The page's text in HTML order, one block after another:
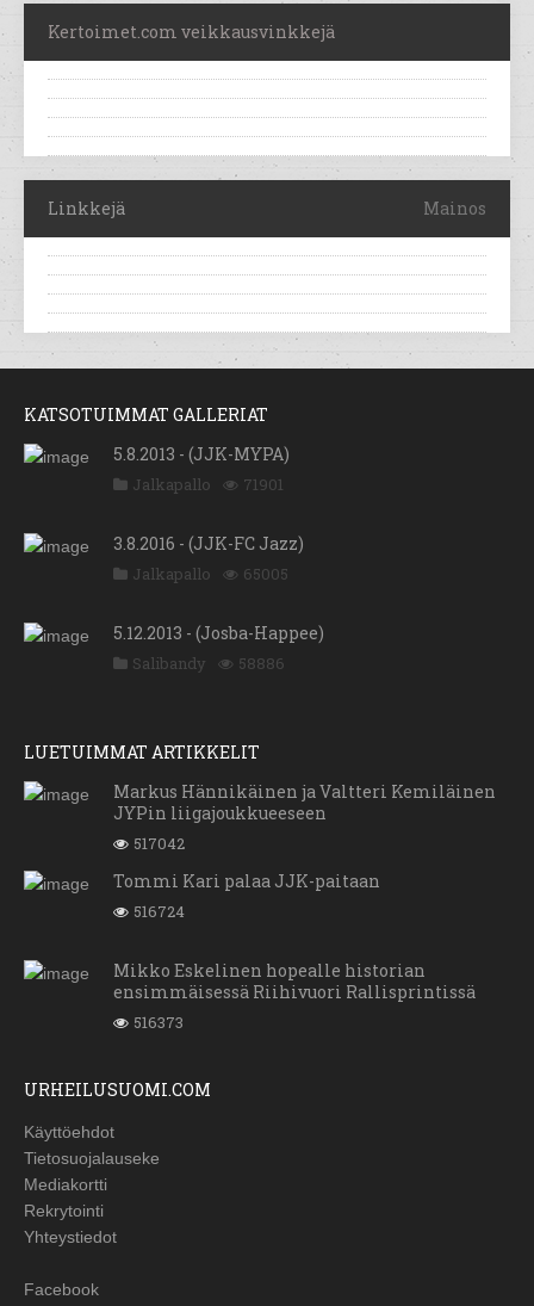
Kertoimet.com veikkausvinkkejä
Linkkejä Mainos
KATSOTUIMMAT GALLERIAT
5.8.2013 - (JJK-MYPA)
Jalkapallo 71901
3.8.2016 - (JJK-FC Jazz)
Jalkapallo 65005
5.12.2013 - (Josba-Happee)
Salibandy 58886
LUETUIMMAT ARTIKKELIT
Markus Hännikäinen ja Valtteri Kemiläinen
JYPin liigajoukkueeseen
517042
Tommi Kari palaa JJK-paitaan
516724
Mikko Eskelinen hopealle historian
ensimmäisessä Riihivuori Rallisprintissä
516373
URHEILUSUOMI.COM
Käyttöehdot
Tietosuojalauseke
Mediakortti
Rekrytointi
Yhteystiedot
Facebook